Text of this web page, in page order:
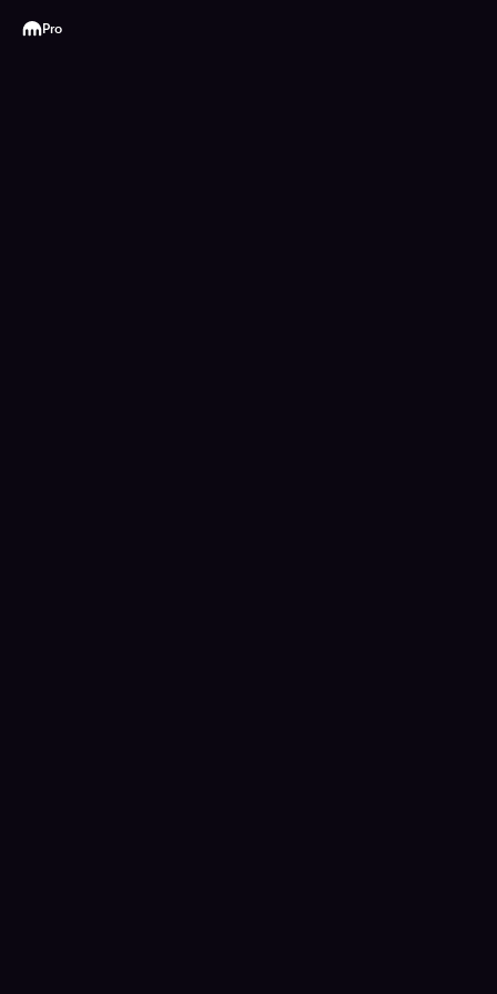
Kraken
Pro